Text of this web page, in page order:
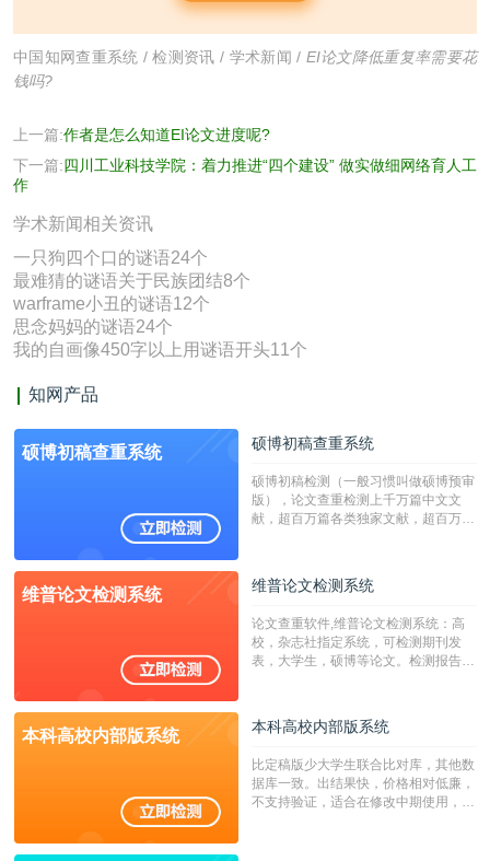
中国知网查重系统 /检测资讯 / 学术新闻 / EI论文降低重复率需要花
钱吗?
上一篇:作者是怎么知道EI论文进度呢?
下一篇:四川工业科技学院：着力推进“四个建设” 做实做细网络育人工
作
学术新闻相关资讯
一只狗四个口的谜语24个
最难猜的谜语关于民族团结8个
warframe小丑的谜语12个
思念妈妈的谜语24个
我的自画像450字以上用谜语开头11个
知网产品
硕博初稿查重系统 硕博初稿查重系统
硕博初稿检测（一般习惯叫做硕博预审
版），论文查重检测上千万篇中文文
献，超百万篇各类独家文献，超百万港
校用来检测硕博论文的系统，检测范围
广，数据来源真实，检测算法合理!本
字符数30万）
维普论文检测系统 维普论文检测系统
论文查重软件,维普论文检测系统：高
校，杂志社指定系统，可检测期刊发
表，大学生，硕博等论文。检测报告支
本科高校内部版系统 本科高校内部版系统
比定稿版少大学生联合比对库，其他数
据库一致。出结果快，价格相对低廉，
不支持验证，适合在修改中期使用，定